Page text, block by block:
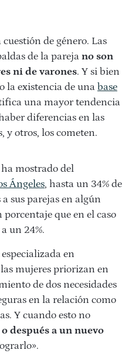
de género. Las
de la pareja no son
ni de varones. Y si bien
la existencia de una base
una mayor tendencia
diferencias en las
y otros, los cometen.
mostrado del
Ángeles, hasta un 34% de
sus parejas en algún
que en el caso
un 24%.
en
mujeres priorizan en
de dos necesidades
en la relación como
Y cuando esto no
después a un nuevo